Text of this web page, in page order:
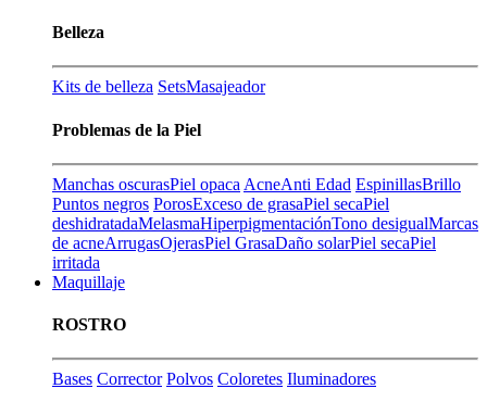
Belleza
Kits de belleza SetsMasajeador
Problemas de la Piel
Manchas oscurasPiel opaca AcneAnti Edad EspinillasBrillo
Puntos negros PorosExceso de grasaPiel secaPiel
deshidratadaMelasmaHiperpigmentaciónTono desigualMarcas
de acneArrugasOjerasPiel GrasaDaño solarPiel secaPiel
irritada
Maquillaje
ROSTRO
Bases Corrector Polvos Coloretes Iluminadores